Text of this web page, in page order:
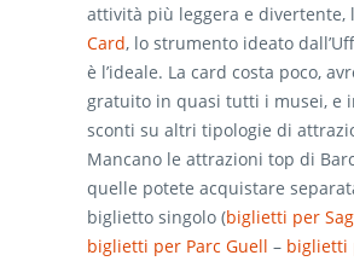
attività più leggera e divertente,
Card, lo strumento ideato
è l’ideale. La card costa poco,
gratuito in quasi tutti i musei, e
sconti su altri tipologie di
Mancano le attrazioni top di
quelle potete acquistare
biglietto singolo (biglietti per
biglietti per Parc Guell – biglietti